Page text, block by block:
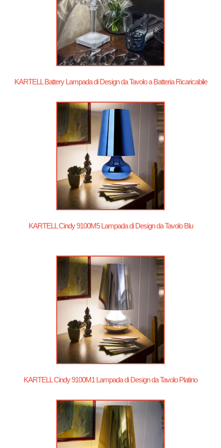
KARTELL Battery Lampada di Design da Tavolo a Batteria Ricaricabile
KARTELL Cindy 9100M5 Lampada di Design da Tavolo Blu
KARTELL Cindy 9100M1 Lampada di Design da Tavolo Platino